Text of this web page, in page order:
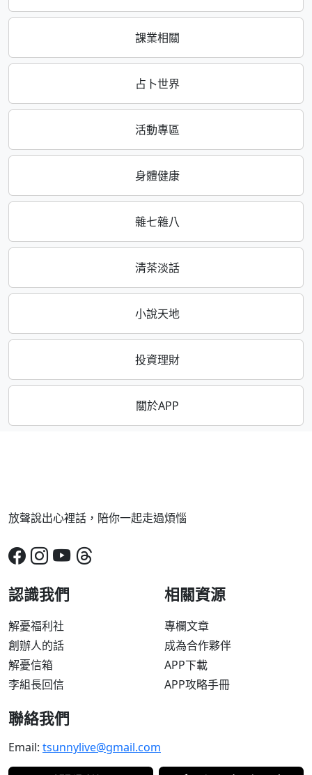
課業相關
占卜世界
活動專區
身體健康
雜七雜八
清茶淡話
小說天地
投資理財
關於APP
放聲說出心裡話，陪你一起走過煩惱
認識我們
解憂福利社
創辦人的話
解憂信箱
李組長回信
相關資源
專欄文章
成為合作夥伴
APP下載
APP攻略手冊
聯絡我們
Email: tsunnylive@gmail.com